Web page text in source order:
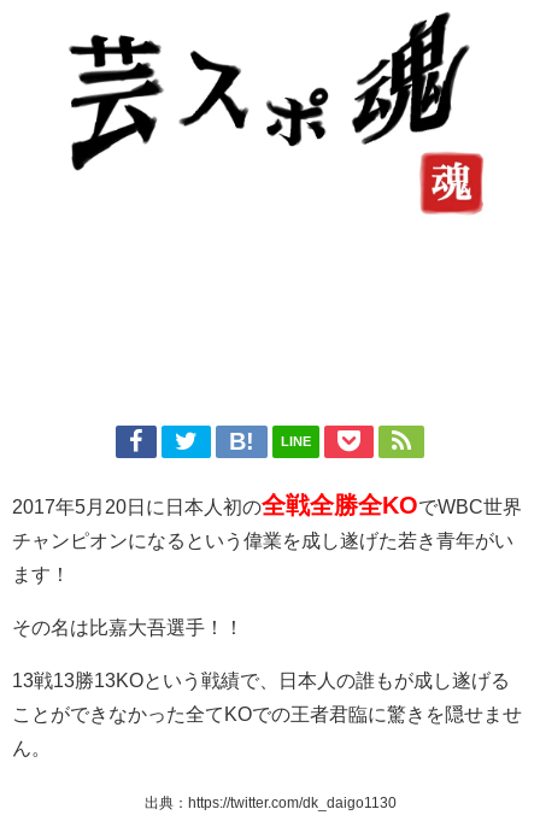
LINE
2017年5月20日に日本人初の全戦全勝全KOでWBC世界
チャンピオンになるという偉業を成し遂げた若き青年がい
ます！
その名は比嘉大吾選手！！
13戦13勝13KOという戦績で、日本人の誰もが成し遂げる
ことができなかった全てKOでの王者君臨に驚きを隠せませ
ん。
出典：https://twitter.com/dk_daigo1130